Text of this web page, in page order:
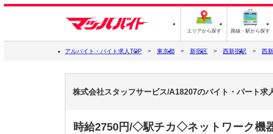
エリアから探す 路線・駅から探す
アルバイト・バイト求人TOP 東京都 新宿区 西新宿駅 西
株式会社スタッフサービス/A18207のバイト・パート求
時給2750円/◇駅チカ◇ネットワーク機